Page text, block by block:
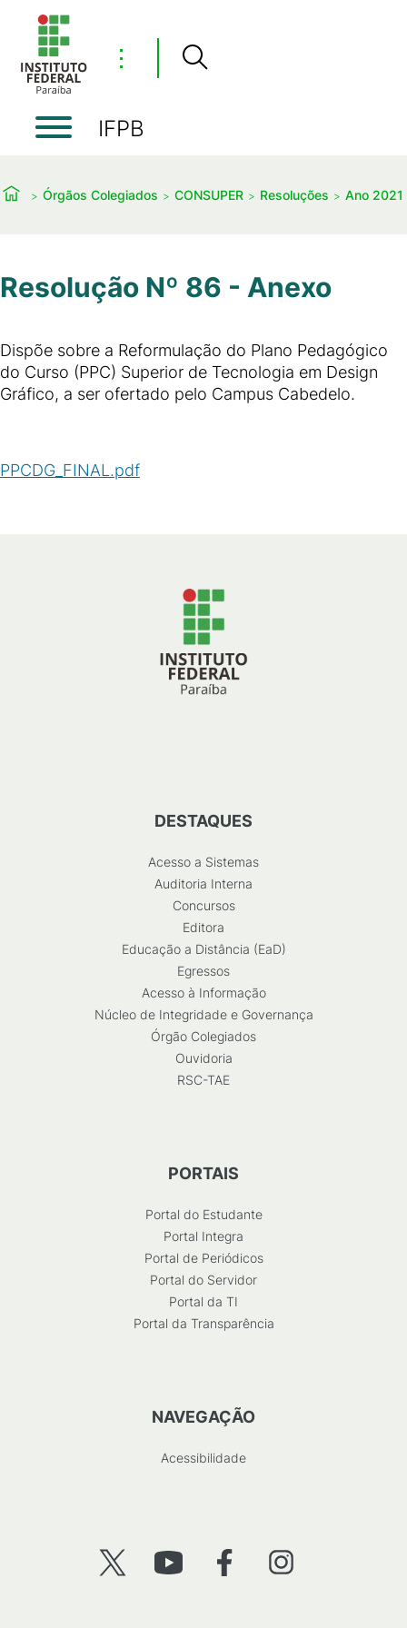
⋮
IFPB
Órgãos Colegiados CONSUPER Resoluções Ano 2021
Resolução Nº 86 - Anexo
Dispõe sobre a Reformulação do Plano Pedagógico
do Curso (PPC) Superior de Tecnologia em Design
Gráfico, a ser ofertado pelo Campus Cabedelo.
PPCDG_FINAL.pdf
DESTAQUES
Acesso a Sistemas
Auditoria Interna
Concursos
Editora
Educação a Distância (EaD)
Egressos
Acesso à Informação
Núcleo de Integridade e Governança
Órgão Colegiados
Ouvidoria
RSC-TAE
PORTAIS
Portal do Estudante
Portal Integra
Portal de Periódicos
Portal do Servidor
Portal da TI
Portal da Transparência
NAVEGAÇÃO
Acessibilidade